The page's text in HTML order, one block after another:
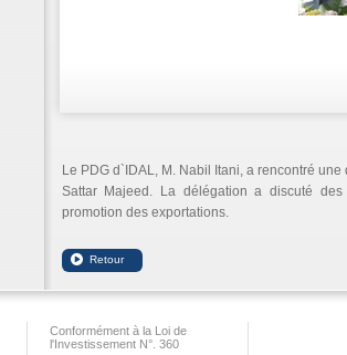
Le PDG d`IDAL, M. Nabil Itani, a rencontré
Sattar Majeed. La délégation a discuté
promotion des exportations.
Conformément à la Loi de
l'Investissement N°. 360